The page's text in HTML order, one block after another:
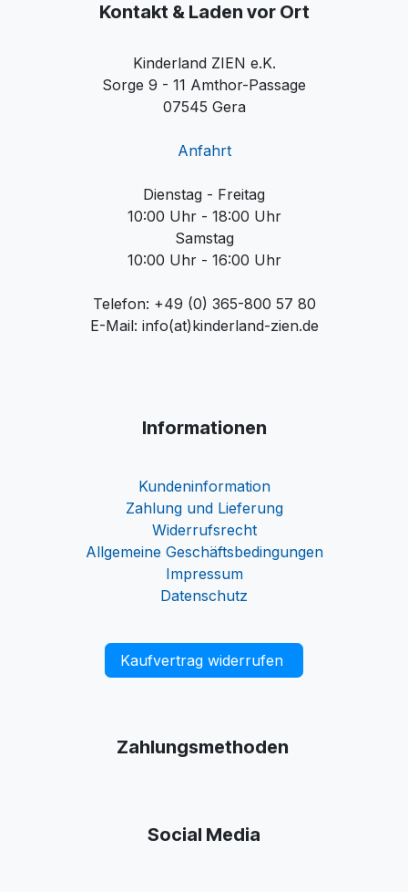
Kontakt & Laden vor Ort
Kinderland ZIEN e.K.
Sorge 9 - 11 Amthor-Passage
07545 Gera
Anfahrt
Dienstag - Freitag
10:00 Uhr - 18:00 Uhr
Samstag
10:00 Uhr - 16:00 Uhr
Telefon: +49 (0) 365-800 57 80
E-Mail: info(at)kinderland-zien.de
Informationen
Kundeninformation
Zahlung und Lieferung
Widerrufsrecht
Allgemeine Geschäftsbedingungen
Impressum
Datenschutz
Kaufvertrag widerrufen
Zahlungsmethoden
Social Media